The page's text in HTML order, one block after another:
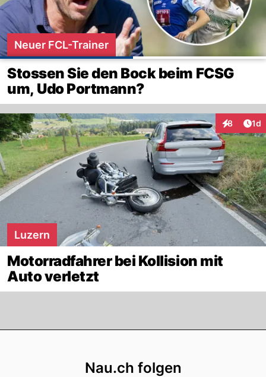
Neuer FCL-Trainer
Stossen Sie den Bock beim FCSG
um, Udo Portmann?
8 1d
Luzern
Motorradfahrer bei Kollision mit
Auto verletzt
Nau.ch folgen